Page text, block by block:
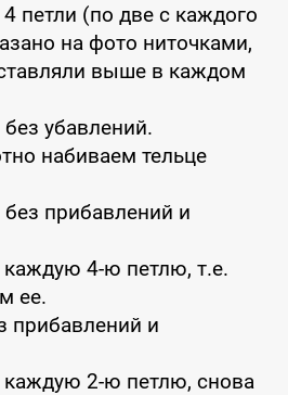
петли (по две с каждого
на фото ниточками,
выше в каждом
убавлений.
набиваем тельце
прибавлений и
4-ю петлю, т.е.
ее.
прибавлений и
2-ю петлю, снова